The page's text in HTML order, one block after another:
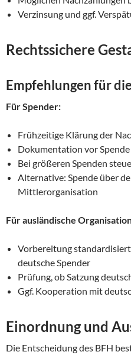
Verzinsung und ggf.
Rechtssichere
Empfehlungen für
Für Spender:
Frühzeitige Klärung der
Dokumentation vor
Bei größeren Spenden
Alternative: Spende über
Mittlerorganisation
Für ausländische
Vorbereitung
deutsche Spender
Prüfung, ob Satzung
Ggf. Kooperation mit
Einordnung und
Die Entscheidung des BFH